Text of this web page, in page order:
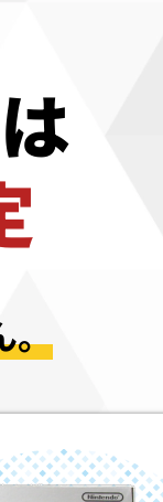
。